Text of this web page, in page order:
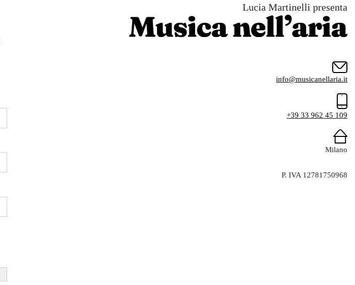
Lucia Martinelli presenta
info@musicanellaria.it
+39 33 962 45 109
Milano
P. IVA 12781750968